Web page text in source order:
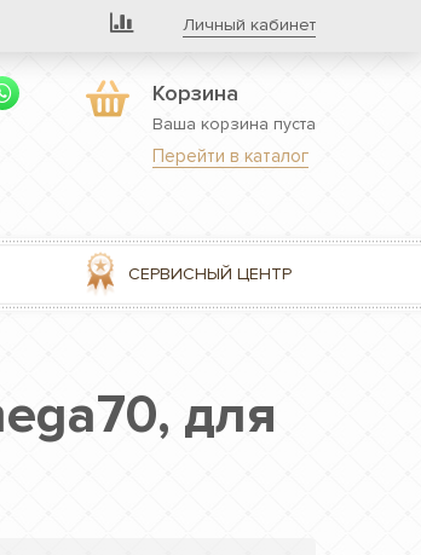
Личный кабинет
Корзина
Ваша корзина пуста
Перейти в каталог
СЕРВИСНЫЙ ЦЕНТР
для